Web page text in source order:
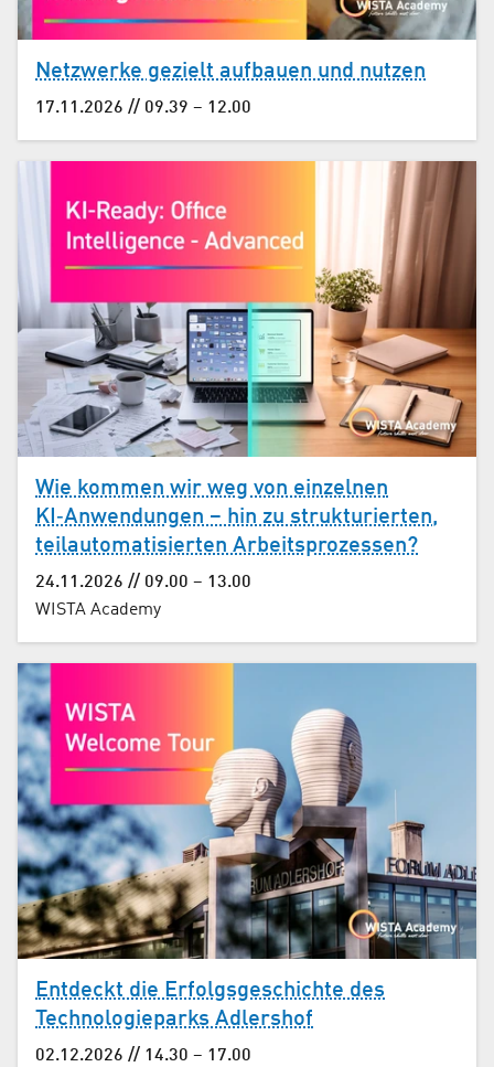
Netzwerke gezielt aufbauen und nutzen
17.11.2026 // 09.39 – 12.00
Wie kommen wir weg von einzelnen
KI‑Anwendungen – hin zu strukturierten,
teil­auto­ma­ti­sierten Arbeits­prozessen?
24.11.2026 // 09.00 – 13.00
WISTA Academy
Entdeckt die Erfolgsgeschichte des
Technologieparks Adlershof
02.12.2026 // 14.30 – 17.00